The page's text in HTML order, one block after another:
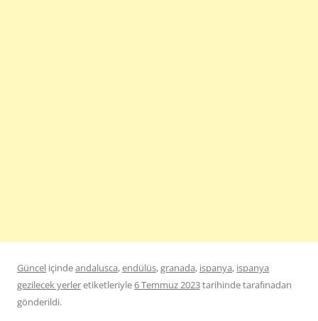
Güncel içindeandalusca,endülüs,granada, ispanya, ispanya
gezilecek yerleretiketleriyle6 Temmuz 2023tarihindetarafınadan
gönderildi.